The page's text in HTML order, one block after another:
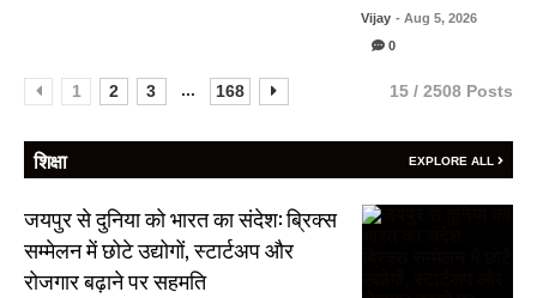
Vijay - Aug 5, 2026
0
1 2 3 ... 168 15 / 2508 Posts
शिक्षा EXPLORE ALL
जयपुर से दुनिया को भारत का संदेश: ब्रिक्स
सम्मेलन में छोटे उद्योगों, स्टार्टअप और
रोजगार बढ़ाने पर सहमति